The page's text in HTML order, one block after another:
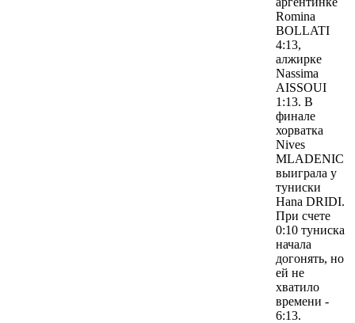
Romina
BOLLATI
4:13,
алжирке
Nassima
AISSOUI
1:13. В
финале
хорватка
Nives
MLADENIC
выиграла у
туниски
Hana DRIDI.
При счете
0:10 туниска
начала
догонять, но
ей не
хватило
времени -
6:13.